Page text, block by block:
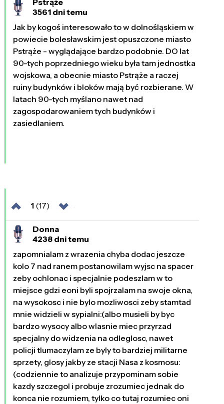
Pstrąże
3561 dni temu
Jak by kogoś interesowało to w dolnośląskiem w
powiecie bolesławskim jest opuszczone miasto
Pstrąże - wyglądające bardzo podobnie. DO lat
90-tych poprzedniego wieku była tam jednostka
wojskowa, a obecnie miasto Pstrąże a raczej
ruiny budynków i bloków mają być rozbierane. W
latach 90-tych myślano nawet nad
zagospodarowaniem tych budynków i
zasiedlaniem.
1(17)
Donna
4238 dni temu
zapomnialam z wrazenia chyba dodac jeszcze
kolo 7 nad ranem postanowilam wyjsc na spacer
zeby ochlonac i specjalnie podeszlam w to
miejsce gdzi eoni byli spojrzalam na swoje okna,
na wysokosc i nie bylo mozliwosci zeby stamtad
mnie widzieli w sypialni:(albo musieli by byc
bardzo wysocy albo wlasnie miec przyrzad
specjalny do widzenia na odleglosc, nawet
policji tlumaczylam ze byly to bardziej militarne
sprzety, glosy jakby ze stacji Nasa z kosmosu:
(codziennie to analizuje przypominam sobie
kazdy szczegol i probuje zrozumiec jednak do
konca nie rozumiem, tylko co tutaj rozumiec oni